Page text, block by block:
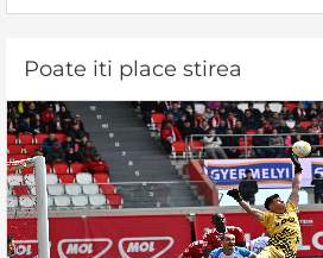
Poate iti place stirea